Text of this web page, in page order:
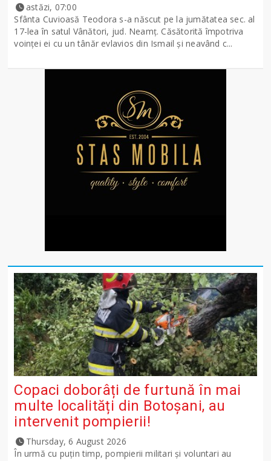
astăzi, 07:00
Sfânta Cuvioasă Teodora s-a născut pe la jumătatea sec. al
17-lea în satul Vânători, jud. Neamţ. Căsătorită împotriva
voinţei ei cu un tânăr evlavios din Ismail şi neavând c...
Copaci doborâți de furtună în mai
multe localități din Botoșani, au
intervenit pompierii!
Thursday, 6 August 2026
În urmă cu puțin timp, pompierii militari și voluntari au